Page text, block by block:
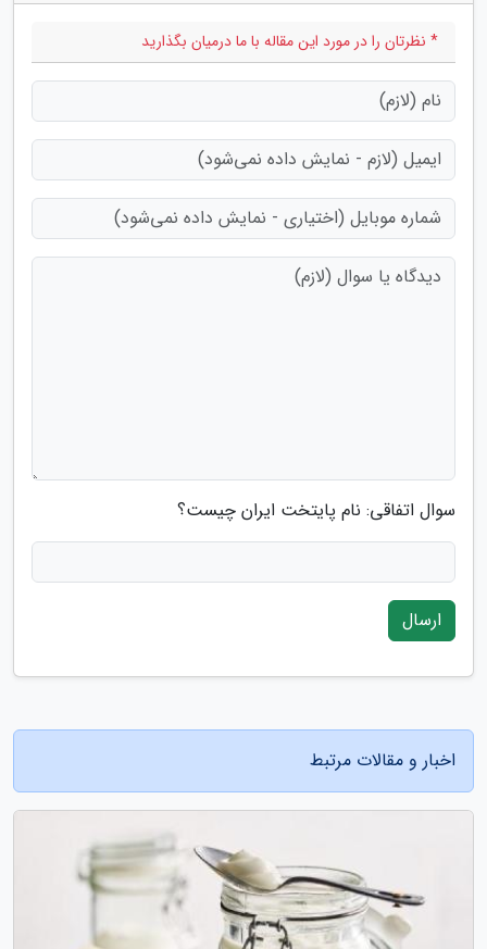
* نظرتان را در مورد این مقاله با ما درمیان بگذارید
سوال اتفاقی: نام پایتخت ایران چیست؟
ارسال
اخبار و مقالات مرتبط